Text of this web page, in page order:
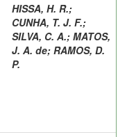
HISSA, H. R.;
CUNHA, T. J. F.;
SILVA, C. A.; MATOS,
J. A. de; RAMOS, D.
P.